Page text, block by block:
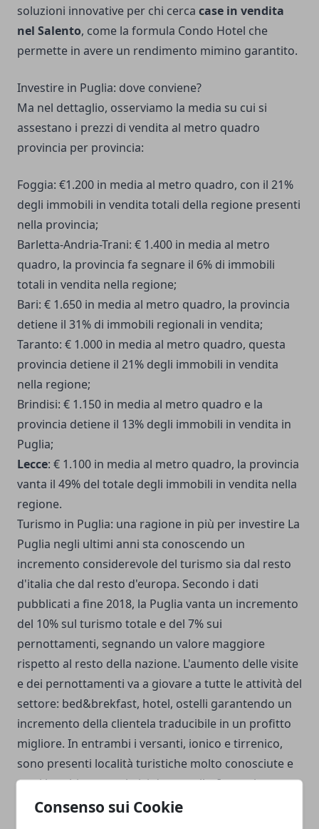
Consenso sui Cookie
soluzioni innovative per chi cerca case in vendita
nel Salento, come la formula Condo Hotel che
permette in avere un rendimento mimino garantito.
Investire in Puglia: dove conviene?
Ma nel dettaglio, osserviamo la media su cui si
assestano i prezzi di vendita al metro quadro
provincia per provincia:
Foggia: €1.200 in media al metro quadro, con il 21%
degli immobili in vendita totali della regione presenti
nella provincia;
Barletta-Andria-Trani: € 1.400 in media al metro
quadro, la provincia fa segnare il 6% di immobili
totali in vendita nella regione;
Bari: € 1.650 in media al metro quadro, la provincia
detiene il 31% di immobili regionali in vendita;
Taranto: € 1.000 in media al metro quadro, questa
provincia detiene il 21% degli immobili in vendita
nella regione;
Brindisi: € 1.150 in media al metro quadro e la
provincia detiene il 13% degli immobili in vendita in
Puglia;
Lecce: € 1.100 in media al metro quadro, la provincia
vanta il 49% del totale degli immobili in vendita nella
regione.
Turismo in Puglia: una ragione in più per investire La
Puglia negli ultimi anni sta conoscendo un
incremento considerevole del turismo sia dal resto
d'italia che dal resto d'europa. Secondo i dati
pubblicati a fine 2018, la Puglia vanta un incremento
del 10% sul turismo totale e del 7% sui
pernottamenti, segnando un valore maggiore
rispetto al resto della nazione. L'aumento delle visite
e dei pernottamenti va a giovare a tutte le attività del
settore: bed&brekfast, hotel, ostelli garantendo un
incremento della clientela traducibile in un profitto
migliore. In entrambi i versanti, ionico e tirrenico,
sono presenti località turistiche molto conosciute e
tanti luoghi caratteristici da scoprile. I prezzi
abbordabili di vendita al metro quadro, l'incremento